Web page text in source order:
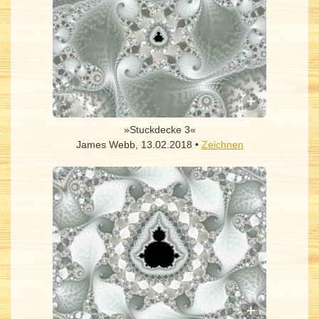
»Stuckdecke 3«
James Webb, 13.02.2018 • Zeichnen